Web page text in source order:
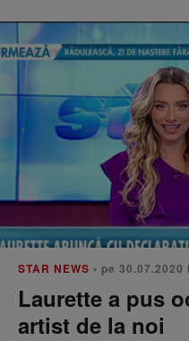
STAR NEWS • pe 30.07.2020
Laurette a pus
artist de la noi